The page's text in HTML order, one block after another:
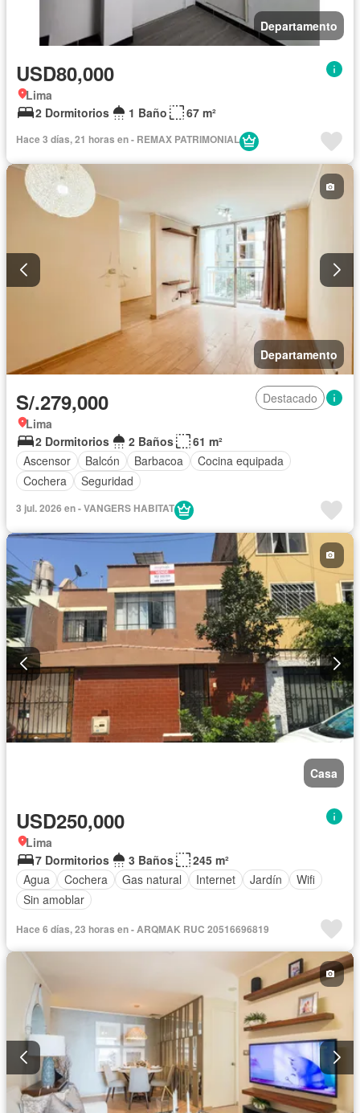
Departamento
USD80,000
Lima
2 Dormitorios
1 Baño 67 m²
Hace 3 días, 21 horas en - REMAX PATRIMONIAL
Departamento
S/.279,000
Destacado
Lima
2 Dormitorios
2 Baños
61 m²
Ascensor
Balcón Barbacoa
Cocina equipada
Cochera
Seguridad
3 jul. 2026 en - VANGERS HABITAT
Casa
USD250,000
Lima
7 Dormitorios
3 Baños
245 m²
Agua
Cochera Gas natural Internet Jardín
Wifi
Sin amoblar
Hace 6 días, 23 horas en - ARQMAK RUC 20516696819